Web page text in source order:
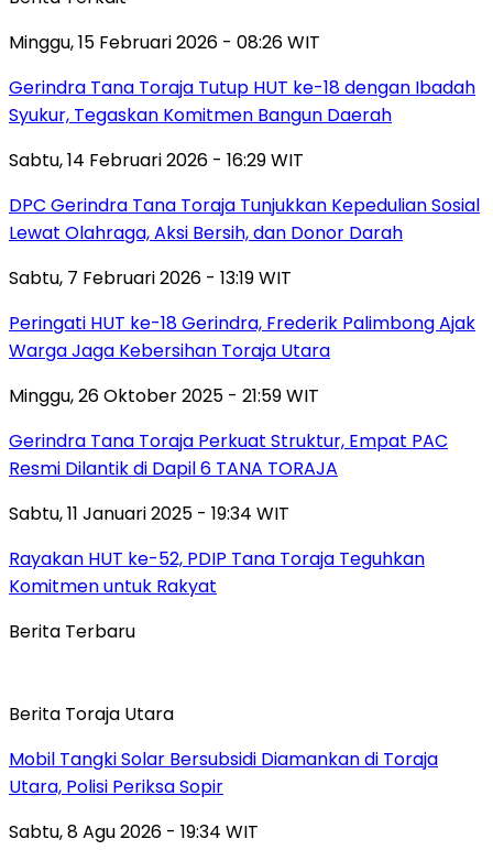
Minggu, 15 Februari 2026 - 08:26 WIT
Gerindra Tana Toraja Tutup HUT ke-18 dengan Ibadah
Syukur, Tegaskan Komitmen Bangun Daerah
Sabtu, 14 Februari 2026 - 16:29 WIT
DPC Gerindra Tana Toraja Tunjukkan Kepedulian Sosial
Lewat Olahraga, Aksi Bersih, dan Donor Darah
Sabtu, 7 Februari 2026 - 13:19 WIT
Peringati HUT ke-18 Gerindra, Frederik Palimbong Ajak
Warga Jaga Kebersihan Toraja Utara
Minggu, 26 Oktober 2025 - 21:59 WIT
Gerindra Tana Toraja Perkuat Struktur, Empat PAC
Resmi Dilantik di Dapil 6 TANA TORAJA
Sabtu, 11 Januari 2025 - 19:34 WIT
Rayakan HUT ke-52, PDIP Tana Toraja Teguhkan
Komitmen untuk Rakyat
Berita Terbaru
Berita Toraja Utara
Mobil Tangki Solar Bersubsidi Diamankan di Toraja
Utara, Polisi Periksa Sopir
Sabtu, 8 Agu 2026 - 19:34 WIT